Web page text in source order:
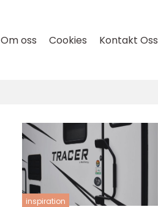
Om oss Cookies Kontakt Oss
inspiration